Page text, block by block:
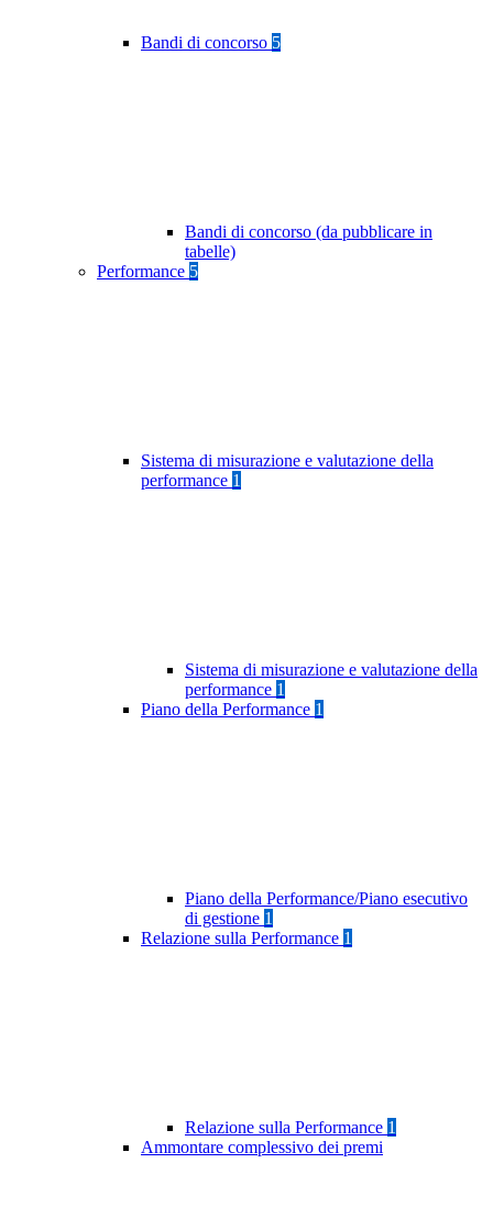
Bandi di concorso 5
Bandi di concorso (da pubblicare in
tabelle)
Performance 5
Sistema di misurazione e valutazione della
performance 1
Sistema di misurazione e valutazione della
performance 1
Piano della Performance 1
Piano della Performance/Piano esecutivo
di gestione 1
Relazione sulla Performance 1
Relazione sulla Performance 1
Ammontare complessivo dei premi